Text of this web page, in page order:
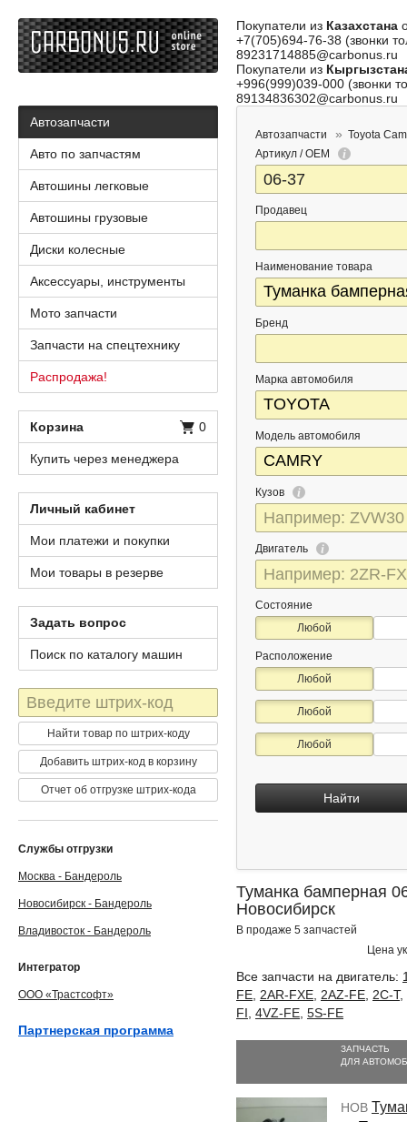
Покупатели из Казахстана
+7(705)694-76-38 (звонки
89231714885@carbonus.ru
Покупатели из
+996(999)039-000 (звонки
89134836302@carbonus.ru
Автозапчасти
Toyota
Артикул / OEM
Продавец
Наименование товара
Бренд
Марка автомобиля
Модель автомобиля
Кузов
Двигатель
Состояние
Любой
Расположение
Любой
Любой
Любой
Найти
Туманка бамперная
Новосибирск
В продаже 5 запчастей
Цена
Все запчасти на двигатель:
FE 2AR-FXE 2AZ-FE 2C-T,
FI 4VZ-FE 5S-FE
ЗАПЧАСТЬ
ДЛЯ
НОВ
Автозапчасти
Авто по запчастям
Автошины легковые
Автошины грузовые
Диски колесные
Аксессуары, инструменты
Мото запчасти
Запчасти на спецтехнику
Распродажа!
Корзина 0
Купить через менеджера
Личный кабинет
Мои платежи и покупки
Мои товары в резерве
Задать вопрос
Поиск по каталогу машин
Штрих-
код
Найти товар по штрих-коду
Добавить штрих-код в корзину
Отчет об отгрузке штрих-кода
Службы отгрузки
Москва - Бандероль
Новосибирск - Бандероль
Владивосток - Бандероль
Интегратор
ООО «Трастсофт»
Партнерская программа